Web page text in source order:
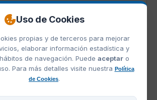
Uso de Cookies
propias y de terceros para mejorar
elaborar información estadística y
de navegación. Puede aceptar o
Para más detalles visite nuestra Política
de Cookies.